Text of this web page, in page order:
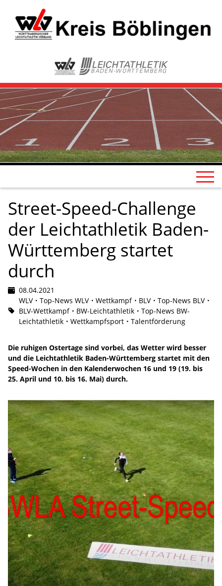
Street-Speed-Challenge
der Leichtathletik Baden-
Württemberg startet
durch
08.04.2021
WLV
Top-News WLV Wettkampf BLV
Top-News BLV
BLV-Wettkampf
BW-Leichtathletik
Top-News BW-
Leichtathletik
Wettkampfsport Talentförderung
Die ruhigen Ostertage sind vorbei, das Wetter wird besser
und die Leichtathletik Baden-Württemberg startet mit den
Speed-Wochen in den Kalenderwochen 16 und 19 (19. bis
25. April und 10. bis 16. Mai) durch.